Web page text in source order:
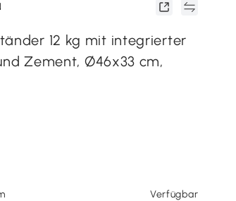
12 kg mit integrierter
Zement, Ø46x33 cm,
Verfügbar